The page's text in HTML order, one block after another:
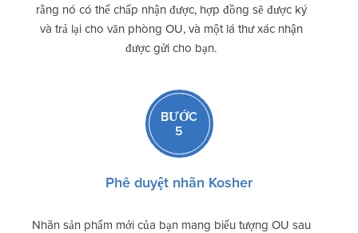
rằng nó có thể chấp nhận được, hợp đồng sẽ được ký
và trả lại cho văn phòng OU, và một lá thư xác nhận
được gửi cho bạn.
BƯỚC
5
Phê duyệt nhãn Kosher
Nhãn sản phẩm mới của bạn mang biểu tượng OU sau